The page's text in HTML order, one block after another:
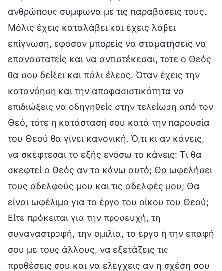
ανθρώπους σύμφωνα με τις παραβάσεις τους.
Μόλις έχεις καταλάβει και έχεις λάβει
επίγνωση, εφόσον μπορείς να σταματήσεις να
επαναστατείς και να αντιστέκεσαι, τότε ο Θεός
θα σου δείξει και πάλι έλεος. Όταν έχεις την
κατανόηση και την αποφασιστικότητα να
επιδιώξεις να οδηγηθείς στην τελείωση από τον
Θεό, τότε η κατάστασή σου κατά την παρουσία
του Θεού θα γίνει κανονική. Ό,τι κι αν κάνεις,
να σκέφτεσαι το εξής ενόσω το κάνεις: Τι θα
σκεφτεί ο Θεός αν το κάνω αυτό; Θα ωφελήσει
τους αδελφούς μου και τις αδελφές μου; Θα
είναι ωφέλιμο για το έργο του οίκου του Θεού;
Είτε πρόκειται για την προσευχή, τη
συναναστροφή, την ομιλία, το έργο ή την επαφή
σου με τους άλλους, να εξετάζεις τις
προθέσεις σου και να ελέγχεις αν η σχέση σου